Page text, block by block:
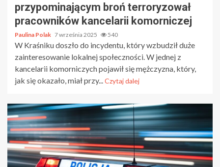
przypominającym broń terroryzował
pracowników kancelarii komorniczej
Paulina Polak 7 września 2025 540
W Kraśniku doszło do incydentu, który wzbudził duże
zainteresowanie lokalnej społeczności. W jednej z
kancelarii komorniczych pojawił się mężczyzna, który,
jak się okazało, miał przy...Czytaj dalej